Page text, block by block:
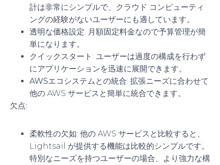
計は非常にシンプルで、クラウド コンピューティ
ングの経験がないユーザーにも適しています。
透明な価格設定: 月額固定料金なので予算管理が簡
単になります。
クイックスタート : ユーザーは過度の構成を行わず
にアプリケーションを迅速に展開できます。
AWSエコシステムとの統合: 拡張ニーズに合わせて
他の AWS サービスと簡単に統合できます。
欠点:
柔軟性の欠如: 他の AWS サービスと比較すると、
Lightsail が提供する機能は比較的シンプルです。
特別なニーズを持つユーザーの場合、より強力な構